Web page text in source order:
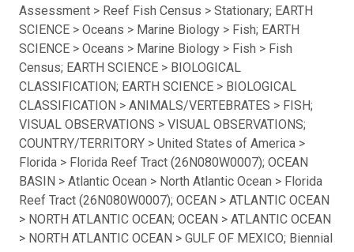
Assessment > Reef Fish Census > Stationary; EARTH
SCIENCE > Oceans > Marine Biology > Fish; EARTH
SCIENCE > Oceans > Marine Biology > Fish > Fish
Census; EARTH SCIENCE > BIOLOGICAL
CLASSIFICATION; EARTH SCIENCE > BIOLOGICAL
CLASSIFICATION > ANIMALS/VERTEBRATES > FISH;
VISUAL OBSERVATIONS > VISUAL OBSERVATIONS;
COUNTRY/TERRITORY > United States of America >
Florida > Florida Reef Tract (26N080W0007); OCEAN
BASIN > Atlantic Ocean > North Atlantic Ocean > Florida
Reef Tract (26N080W0007); OCEAN > ATLANTIC OCEAN
> NORTH ATLANTIC OCEAN; OCEAN > ATLANTIC OCEAN
> NORTH ATLANTIC OCEAN > GULF OF MEXICO; Biennial